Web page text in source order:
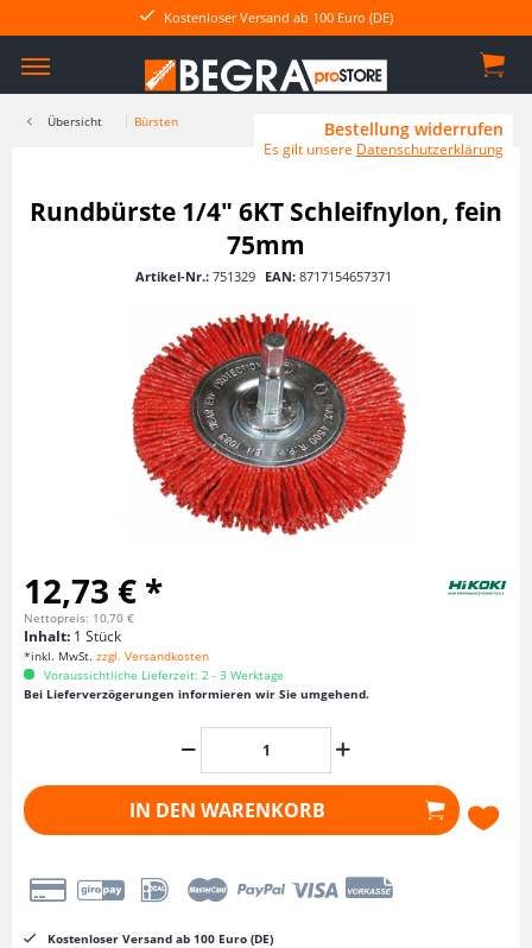
Kostenloser Versand ab 100 Euro (DE)
Übersicht Bürsten
Rundbürste 1/4" 6KT Schleifnylon, fein
75mm
Artikel-Nr.: 751329 EAN: 8717154657371
12,73 € *
Nettopreis: 10,70 €
Inhalt: 1 Stück
*inkl. MwSt. zzgl. Versandkosten
Voraussichtliche Lieferzeit: 2 - 3 Werktage
Bei Lieferverzögerungen informieren wir Sie umgehend.
IN DEN WARENKORB
Kostenloser Versand ab 100 Euro (DE)
Bestellung widerrufen
Es gilt unsere Datenschutzerklärung